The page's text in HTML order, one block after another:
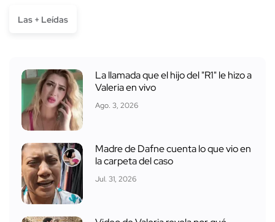
Las + Leídas
La llamada que el hijo del "R1" le hizo a
Valeria en vivo
Ago. 3, 2026
Madre de Dafne cuenta lo que vio en
la carpeta del caso
Jul. 31, 2026